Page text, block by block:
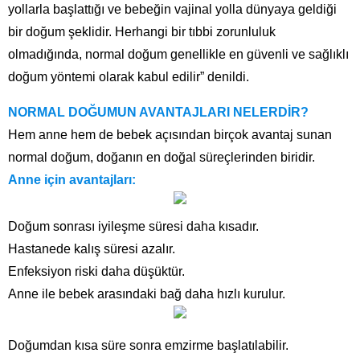
yollarla başlattığı ve bebeğin vajinal yolla dünyaya geldiği
bir doğum şeklidir. Herhangi bir tıbbi zorunluluk
olmadığında, normal doğum genellikle en güvenli ve sağlıklı
doğum yöntemi olarak kabul edilir” denildi.
NORMAL DOĞUMUN AVANTAJLARI NELERDİR?
Hem anne hem de bebek açısından birçok avantaj sunan
normal doğum, doğanın en doğal süreçlerinden biridir.
Anne için avantajları:
Doğum sonrası iyileşme süresi daha kısadır.
Hastanede kalış süresi azalır.
Enfeksiyon riski daha düşüktür.
Anne ile bebek arasındaki bağ daha hızlı kurulur.
Doğumdan kısa süre sonra emzirme başlatılabilir.